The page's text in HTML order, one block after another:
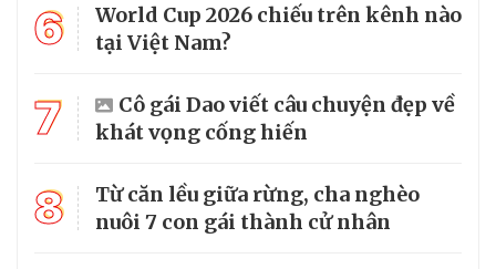
6
World Cup 2026 chiếu trên kênh nào
tại Việt Nam?
7
Cô gái Dao viết câu chuyện đẹp về
khát vọng cống hiến
8
Từ căn lều giữa rừng, cha nghèo
nuôi 7 con gái thành cử nhân